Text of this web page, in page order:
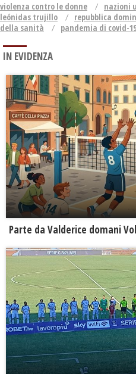
violenza contro le donne nazioni
leónidas trujillo
repubblica
della sanità
pandemia di covid-19
IN EVIDENZA
Parte da Valderice domani